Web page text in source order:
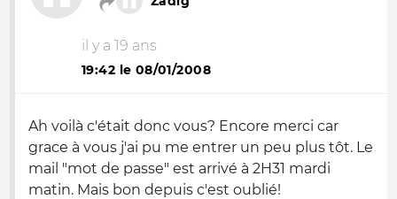
il y a 19 ans
19:42 le 08/01/2008
Ah voilà c'était donc vous? Encore merci car
grace à vous j'ai pu me entrer un peu plus tôt. Le
mail "mot de passe" est arrivé à 2H31 mardi
matin. Mais bon depuis c'est oublié!